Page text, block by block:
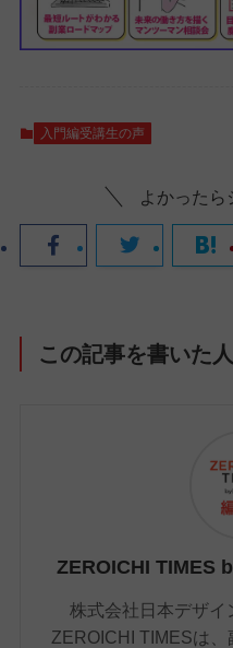
入門編受講生の声
よかったら
この記事を書いた人
ZEROICHI TIMES
株式会社日本デザイ
ZEROICHI TIMESは、